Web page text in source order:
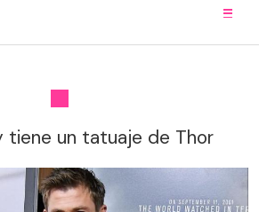
tiene un tatuaje de Thor